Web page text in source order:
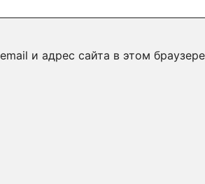
и адрес сайта в этом